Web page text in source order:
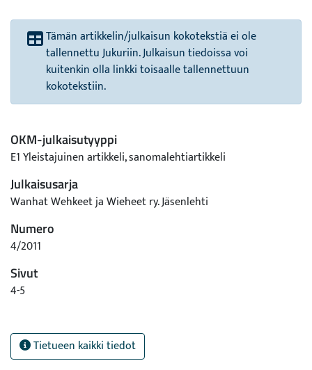
Tämän artikkelin/julkaisun kokotekstiä ei ole
tallennettu Jukuriin. Julkaisun tiedoissa voi
kuitenkin olla linkki toisaalle tallennettuun
kokotekstiin.
OKM-julkaisutyyppi
E1 Yleistajuinen artikkeli, sanomalehtiartikkeli
Julkaisusarja
Wanhat Wehkeet ja Wieheet ry. Jäsenlehti
Numero
4/2011
Sivut
4-5
Tietueen kaikki tiedot